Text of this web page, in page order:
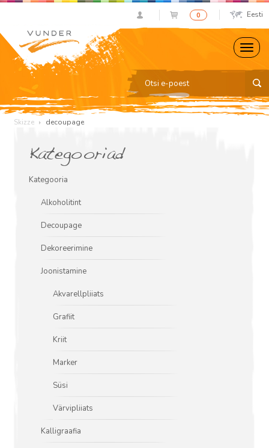
0 Eesti
Skizze decoupage
Kategooriad
Kategooria
Alkoholitint
Decoupage
Dekoreerimine
Joonistamine
Akvarellpliiats
Grafiit
Kriit
Marker
Süsi
Värvipliiats
Kalligraafia